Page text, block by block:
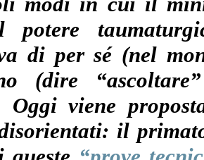
potere
di per sé (nel
(dire
Oggi viene
il